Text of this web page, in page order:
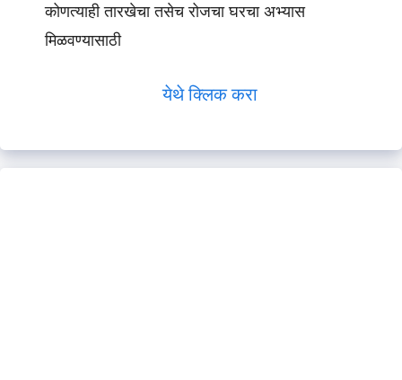
कोणत्याही तारखेचा तसेच रोजचा घरचा अभ्यास
मिळवण्यासाठी
येथे क्लिक करा